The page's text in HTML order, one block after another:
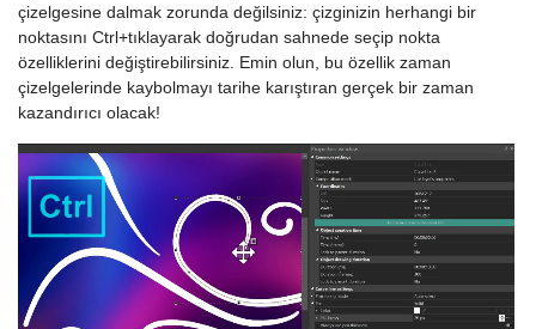
çizelgesine dalmak zorunda değilsiniz: çizginizin herhangi bir
noktasını Ctrl+tıklayarak doğrudan sahnede seçip nokta
özelliklerini değiştirebilirsiniz. Emin olun, bu özellik zaman
çizelgelerinde kaybolmayı tarihe karıştıran gerçek bir zaman
kazandırıcı olacak!